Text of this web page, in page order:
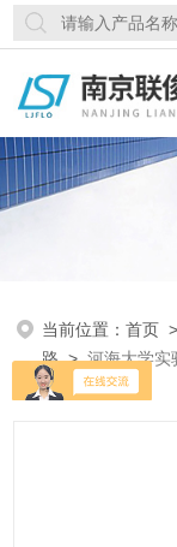
当前位置：首页
路>河海大学实